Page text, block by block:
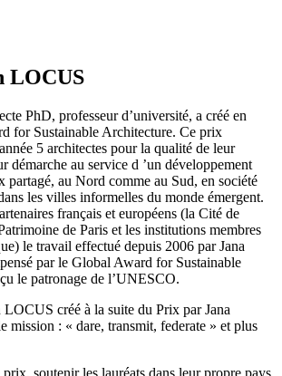
LOCUS
PhD, professeur d’université, a créé en
for Sustainable Architecture. Ce prix
5 architectes pour la qualité de leur
démarche au service d ’un développement
partagé, au Nord comme au Sud, en société
les villes informelles du monde émergent.
français et européens (la Cité de
de Paris et les institutions membres
le travail effectué depuis 2006 par Jana
par le Global Award for Sustainable
le patronage de l’UNESCO.
créé à la suite du Prix par Jana
mission : « dare, transmit, federate » et plus
soutenir les lauréats dans leur propre pays